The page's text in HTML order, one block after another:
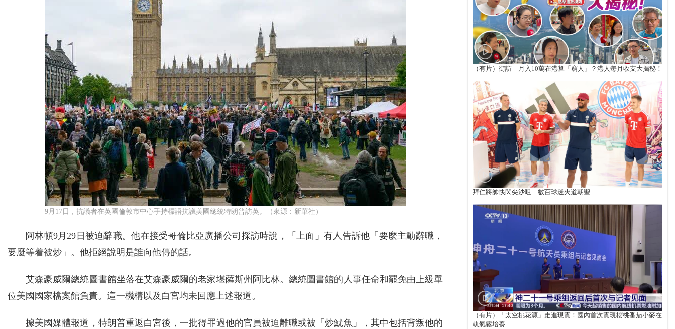
9月17日，抗議者在英國倫敦市中心手持標語抗議美國總統特朗普訪英。（來源：新華社）
阿林頓9月29日被迫辭職。他在接受哥倫比亞廣播公司採訪時說，「上面」有人告訴他「要麼主動辭職，
要麼等着被炒」。他拒絕說明是誰向他傳的話。
艾森豪威爾總統圖書館坐落在艾森豪威爾的老家堪薩斯州阿比林。總統圖書館的人事任命和罷免由上級單
位美國國家檔案館負責。這一機構以及白宮均未回應上述報道。
據美國媒體報道，特朗普重返白宮後，一批得罪過他的官員被迫離職或被「炒魷魚」，其中包括背叛他的
（有片）街訪｜月入10萬在港算「窮人」？港人每月收支大揭秘！
拜仁將帥快閃尖沙咀 數百球迷夾道朝聖
（有片）「太空桃花源」走進現實！國內首次實現櫻桃番茄小麥在
軌氣霧培養